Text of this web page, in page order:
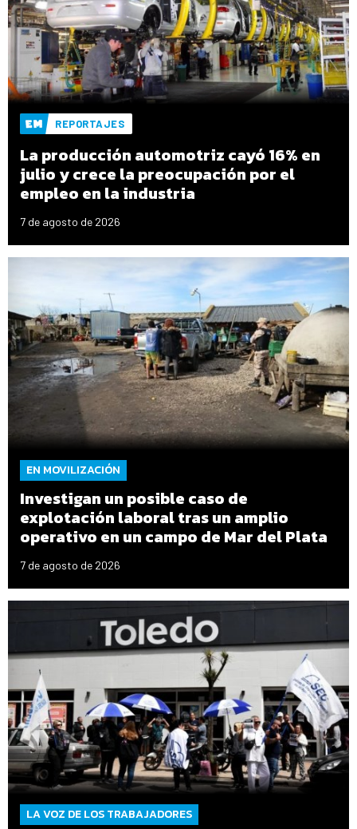
REPORTAJES
La producción automotriz cayó 16% en
julio y crece la preocupación por el
empleo en la industria
7 de agosto de 2026
EN MOVILIZACIÓN
Investigan un posible caso de
explotación laboral tras un amplio
operativo en un campo de Mar del Plata
7 de agosto de 2026
LA VOZ DE LOS TRABAJADORES